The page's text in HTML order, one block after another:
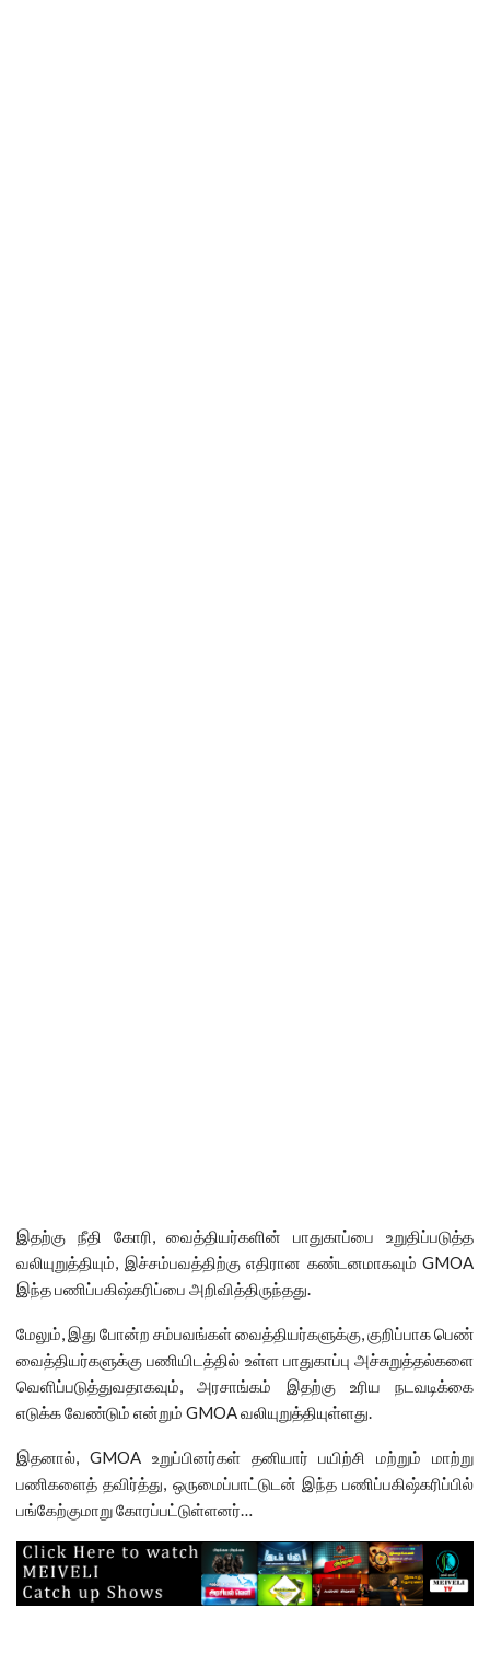
இதற்கு நீதி கோரி, வைத்தியர்களின் பாதுகாப்பை உறுதிப்படுத்த
வலியுறுத்தியும், இச்சம்பவத்திற்கு எதிரான கண்டனமாகவும் GMOA
இந்த பணிப்பகிஷ்கரிப்பை அறிவித்திருந்தது.
மேலும், இது போன்ற சம்பவங்கள் வைத்தியர்களுக்கு, குறிப்பாக பெண்
வைத்தியர்களுக்கு பணியிடத்தில் உள்ள பாதுகாப்பு அச்சுறுத்தல்களை
வெளிப்படுத்துவதாகவும், அரசாங்கம் இதற்கு உரிய நடவடிக்கை
எடுக்க வேண்டும் என்றும் GMOA வலியுறுத்தியுள்ளது.
இதனால், GMOA உறுப்பினர்கள் தனியார் பயிற்சி மற்றும் மாற்று
பணிகளைத் தவிர்த்து, ஒருமைப்பாட்டுடன் இந்த பணிப்பகிஷ்கரிப்பில்
பங்கேற்குமாறு கோரப்பட்டுள்ளனர்…